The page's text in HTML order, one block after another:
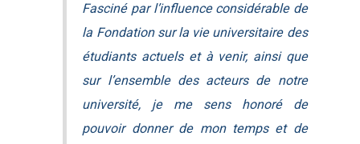
Fasciné par l’influence considérable de
la Fondation sur la vie universitaire des
étudiants actuels et à venir, ainsi que
sur l’ensemble des acteurs de notre
université, je me sens honoré de
pouvoir donner de mon temps et de